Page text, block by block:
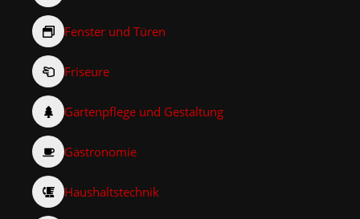
Fenster und Türen
Friseure
Gartenpflege und Gestaltung
Gastronomie
Haushaltstechnik